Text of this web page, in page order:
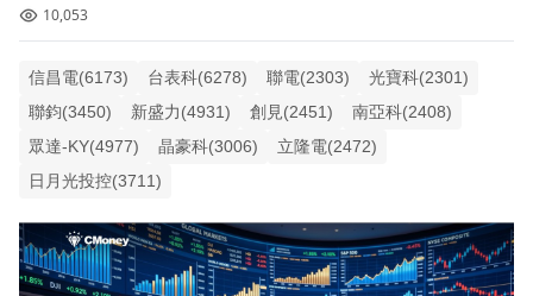
10,053
信昌電(6173) 台表科(6278) 聯電(2303)
光寶科(2301)
聯鈞(3450)
新盛力(4931) 創見(2451)
南亞科(2408)
眾達-KY(4977)
晶豪科(3006)
立隆電(2472)
日月光投控(3711)